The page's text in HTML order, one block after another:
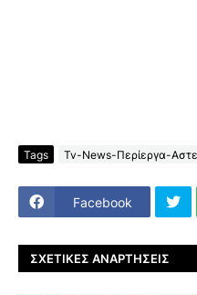
Tags Tv-News-Περίεργα-
Facebook
ΣΧΕΤΙΚΈΣ ΑΝΑΡΤΉΣΕΙΣ